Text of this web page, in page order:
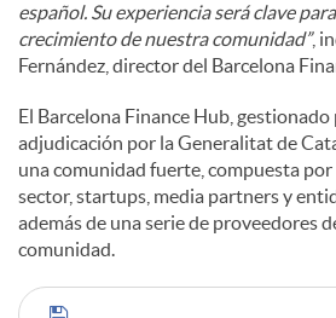
español. Su experiencia será clave
crecimiento de nuestra comunidad”,
Fernández, director del Barcelona
El Barcelona Finance Hub,
adjudicación por la Generalitat de
una comunidad fuerte, compuesta
sector, startups, media partners y
además de una serie de proveedores
comunidad.